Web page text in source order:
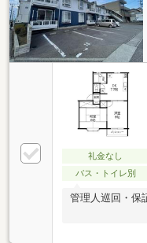
礼金なし
バス・トイレ別
管理人巡回・保